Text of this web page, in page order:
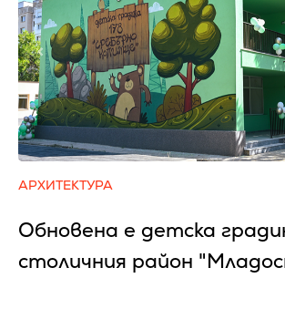
АРХИТЕКТУРА
Обновена е детска
столичния район